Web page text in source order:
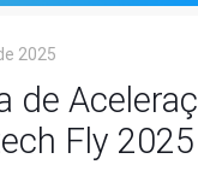
2025
de
Fly 2025